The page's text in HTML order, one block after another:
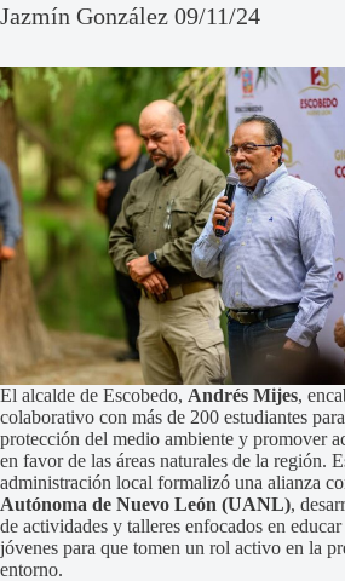
Jazmín González 09/11/24
El alcalde de Escobedo, Andrés Mijes,
colaborativo con más de 200 estudiantes
protección del medio ambiente y promover
en favor de las áreas naturales de la región.
administración local formalizó una alianza
Autónoma de Nuevo León (UANL),
de actividades y talleres enfocados en
jóvenes para que tomen un rol activo en la
entorno.